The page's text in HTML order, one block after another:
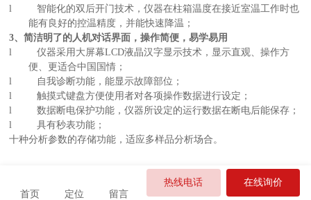
l
智能化的双后开门技术，仪器在柱箱温度在接近室温工作时也
能有良好的控温精度，并能快速降温；
3、简洁明了的人机对话界面，操作简便，易学易用
l
仪器采用大屏幕LCD液晶汉字显示技术，显示直观、操作方
便、更适合中国国情；
l
自我诊断功能，能显示故障部位；
l
触摸式键盘方便使用者对各项操作数据进行设定；
l
数据断电保护功能，仪器所设定的运行数据在断电后能保存；
l
具有秒表功能；
十种分析参数的存储功能，适应多样品分析场合。
分享到朋友圈
首页 定位 留言
热线电话 在线询价